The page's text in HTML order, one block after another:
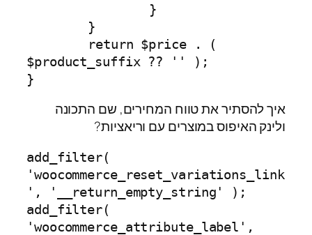
$product_suffix ?? '' );
}
איך להסתיר את טווח המחירים, שם התכונה
ולינק האיפוס במוצרים עם וריאציות?
add_filter(
'woocommerce_reset_variations_link
', '__return_empty_string' );
add_filter(
'woocommerce_attribute_label',